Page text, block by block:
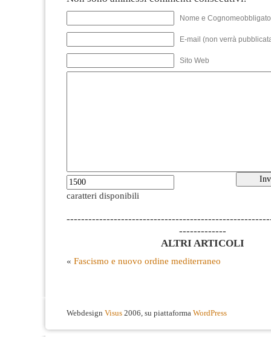
Nome e
E-mail (non verrà
Sito Web
caratteri disponibili
-------------
ALTRI ARTICOLI
« Fascismo e nuovo ordine mediterraneo
Webdesign Visus 2006, su piattaforma WordPress